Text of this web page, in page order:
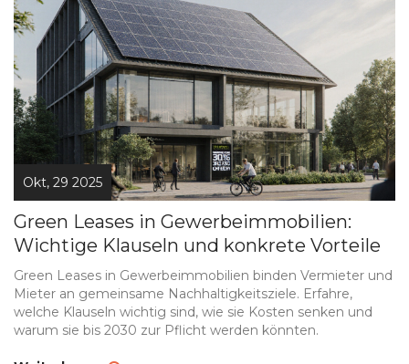
Okt, 29 2025
Green Leases in Gewerbeimmobilien:
Wichtige Klauseln und konkrete Vorteile
Green Leases in Gewerbeimmobilien binden Vermieter und
Mieter an gemeinsame Nachhaltigkeitsziele. Erfahre,
welche Klauseln wichtig sind, wie sie Kosten senken und
warum sie bis 2030 zur Pflicht werden könnten.